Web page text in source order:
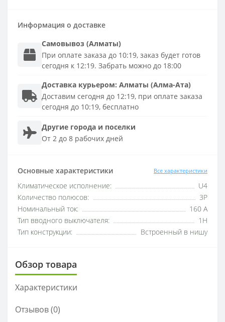
Информация о доставке
Самовывоз (Алматы)
При оплате заказа до 10:19, заказ будет готов
сегодня к 12:19. Забрать можно до 18:00
Доставка курьером: Алматы (Алма-Ата)
Доставим сегодня до 12:19, при оплате заказа
сегодня до 10:19, бесплатно
Другие города и поселки
От 2 до 8 рабочих дней
Основные характеристики Все характеристики
Климатическое исполнение:
U4
Количество полюсов:
3P
Номинальный ток:
160 А
Тип вводного выключателя:
1H
Тип конструкции:
Встроенный в нишу
Обзор товара
Характеристики
Отзывов (0)